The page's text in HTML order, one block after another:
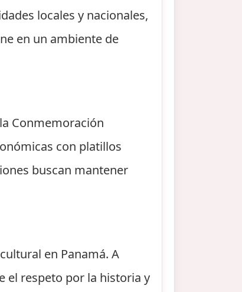
locales y nacionales,
en un ambiente de
Conmemoración
con platillos
buscan mantener
en Panamá. A
el respeto por la historia y